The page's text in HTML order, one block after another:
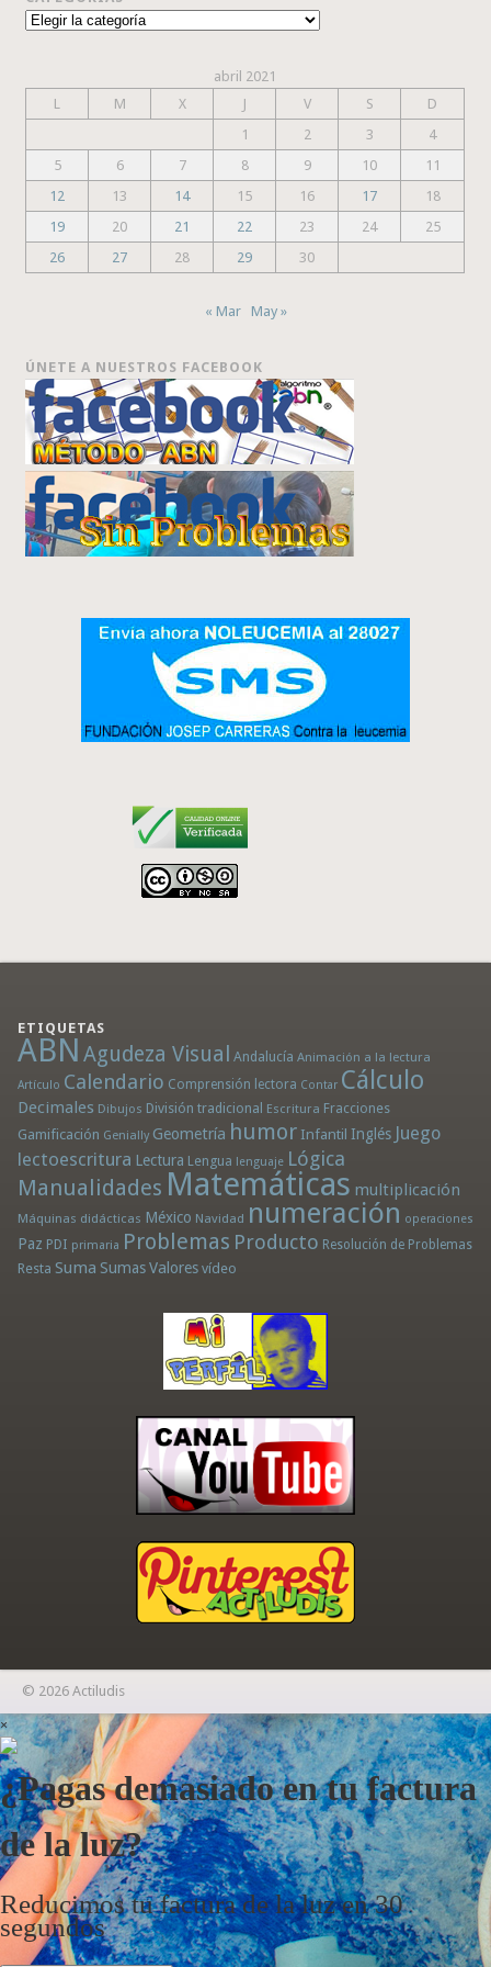
Categorías
abril 2021
L
M X J V S
D
1
2 3
4
5
6 7 8 9 10
11
12
13 14 15 16 17
18
19
20 21 22 23 24
25
26
27 28 29 30
« Mar May »
ÚNETE A NUESTROS FACEBOOK
ETIQUETAS
ABN Agudeza Visual Andalucía Animación a la lectura
Artículo Calendario Comprensión lectora Contar Cálculo
Decimales Dibujos División tradicional Escritura Fracciones
Gamificación Genially Geometría humor Infantil Inglés Juego
lectoescritura Lectura Lengua lenguaje Lógica
Manualidades Matemáticas multiplicación
Máquinas didácticas México Navidad numeración operaciones
Paz PDI primaria Problemas Producto Resolución de Problemas
Resta Suma Sumas Valores vídeo
© 2026 Actiludis
×
¿Pagas demasiado en tu factura
de la luz?
Reducimos tu factura de la luz en 30
segundos